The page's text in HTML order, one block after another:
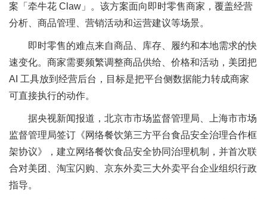
案「牵牛花 Claw」。该方案面向即时零售商家，覆盖经营
分析、商品管理、营销活动和运营建议等场景。
即时零售的难点来自商品、库存、履约和本地需求的快
速变化。商家需要频繁调整商品供给、价格和活动，美团把
AI 工具放到经营后台，目标是把平台侧数据能力转成商家
可直接执行的动作。
据央视新闻报道，北京市市场监督管理局、上海市市场
监督管理局签订《网络餐饮第三方平台食品安全治理合作框
架协议》，建立网络餐饮食品安全协同治理机制，并首次联
合对美团、淘宝闪购、京东外卖三大外卖平台企业组织行政
指导。